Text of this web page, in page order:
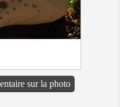
sur la photo